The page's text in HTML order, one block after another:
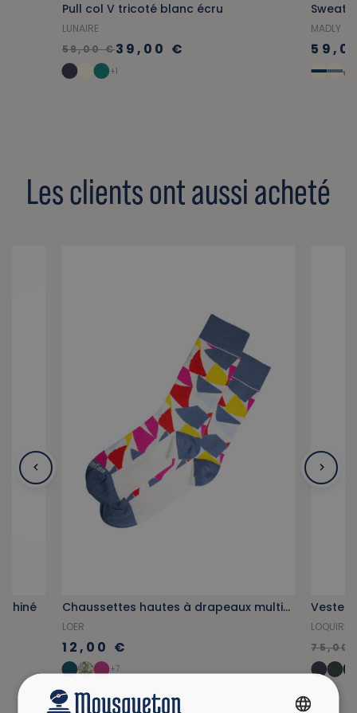
Pull col V tricoté blanc écru
LUNAIRE
59,00 €39,00 €
+1
Sweat
MADLY
Les clients ont aussi acheté
chiné Chaussettes hautes à drapeaux multicolores
LOER
12,00 €
+7
LOQUIREC
75,00